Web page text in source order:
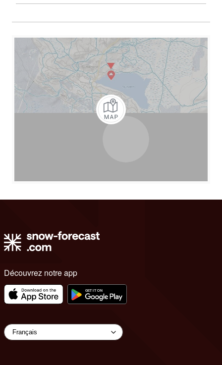
Découvrez notre app